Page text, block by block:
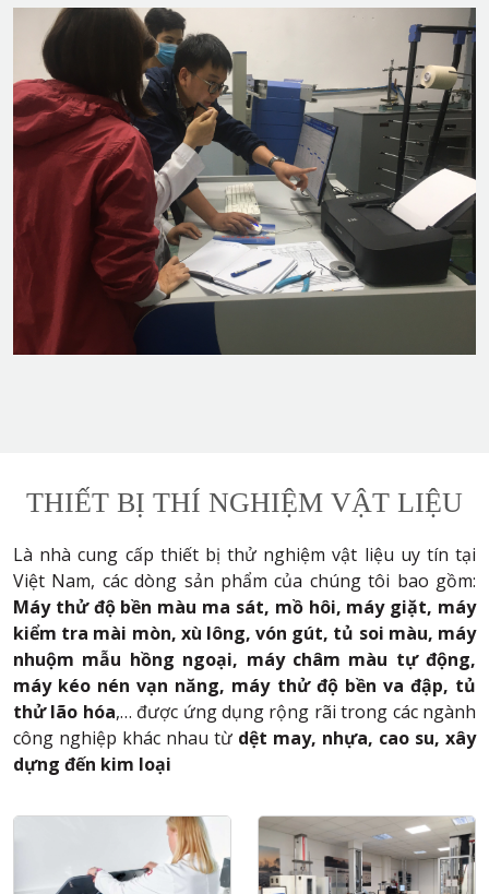
THIẾT BỊ THÍ NGHIỆM VẬT LIỆU
Là nhà cung cấp thiết bị thử nghiệm vật liệu uy tín tại
Việt Nam, các dòng sản phẩm của chúng tôi bao gồm:
Máy thử độ bền màu ma sát, mồ hôi, máy giặt, máy
kiểm tra mài mòn, xù lông, vón gút, tủ soi màu, máy
nhuộm mẫu hồng ngoại, máy châm màu tự động,
máy kéo nén vạn năng, máy thử độ bền va đập, tủ
thử lão hóa,… được ứng dụng rộng rãi trong các ngành
công nghiệp khác nhau từ dệt may, nhựa, cao su, xây
dựng đến kim loại